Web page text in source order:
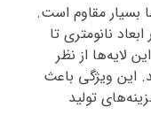
بسیار مقاوم است.
نانومتری تا
لایه‌ها از نظر
این ویژگی باعث
تولید